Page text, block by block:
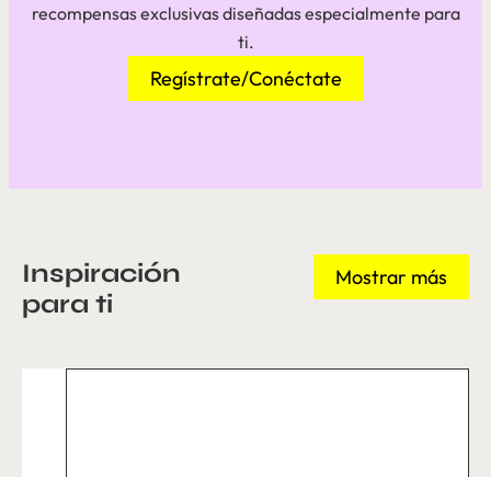
recompensas exclusivas diseñadas especialmente para
ti.
Regístrate/Conéctate
Inspiración
para ti
Mostrar más